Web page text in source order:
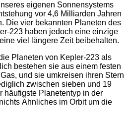
eigenen Sonnensystems
vor 4,6 Milliarden Jahren
Die vier bekannten Planeten des
223 haben jedoch eine einzige
viel längere Zeit beibehalten.
Planeten von Kepler-223 als
bestehen sie aus einem festen
und sie umkreisen ihren Stern
zwischen sieben und 19
häufigste Planetentyp in der
Ähnliches im Orbit um die